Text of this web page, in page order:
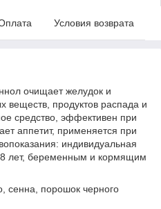
Условия возврата
очищает желудок и
веществ, продуктов распада и
средство, эффективен при
аппетит, применяется при
индивидуальная
лет, беременным и кормящим
сенна, порошок черного